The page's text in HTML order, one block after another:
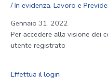
/In evidenza,Lavoro e
Gennaio 31, 2022
Per accedere alla visione dei
utente registrato
Effettua il login